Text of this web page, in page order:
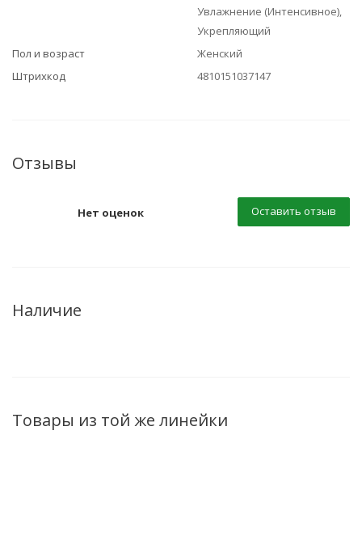
Увлажнение (Интенсивное),
Укрепляющий
Пол и возраст
Женский
Штрихкод
4810151037147
Отзывы
Нет оценок Оставить отзыв
Наличие
Товары из той же линейки